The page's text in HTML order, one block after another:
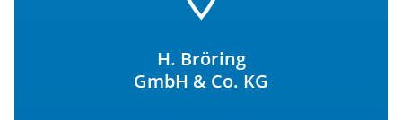
H. Bröring
GmbH & Co. KG